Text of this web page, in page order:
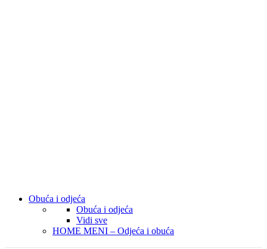
Obuća i odjeća
Obuća i odjeća
Vidi sve
HOME MENI – Odjeća i obuća